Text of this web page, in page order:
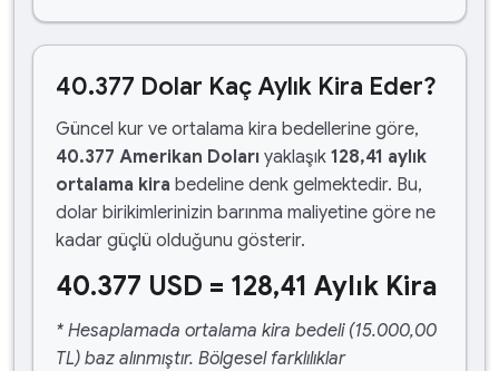
40.377 Dolar Kaç Aylık Kira Eder?
Güncel kur ve ortalama kira bedellerine göre,
40.377 Amerikan Doları yaklaşık 128,41 aylık
ortalama kira bedeline denk gelmektedir. Bu,
dolar birikimlerinizin barınma maliyetine göre ne
kadar güçlü olduğunu gösterir.
40.377 USD = 128,41 Aylık Kira
* Hesaplamada ortalama kira bedeli (15.000,00
TL) baz alınmıştır. Bölgesel farklılıklar